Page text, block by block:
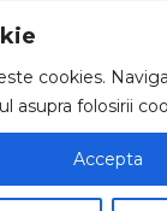
cookies.
asupra folosirii
Accepta